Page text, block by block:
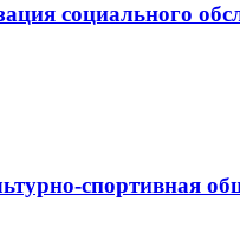
социального
спортивная